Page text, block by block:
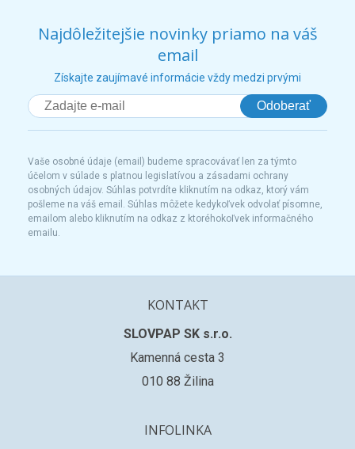
Najdôležitejšie novinky priamo na váš
email
Získajte zaujímavé informácie vždy medzi prvými
Odoberať
Vaše osobné údaje (email) budeme spracovávať len za týmto
účelom v súlade s platnou legislatívou a zásadami ochrany
osobných údajov. Súhlas potvrdíte kliknutím na odkaz, ktorý vám
pošleme na váš email. Súhlas môžete kedykoľvek odvolať písomne,
emailom alebo kliknutím na odkaz z ktoréhokoľvek informačného
emailu.
KONTAKT
SLOVPAP SK s.r.o.
Kamenná cesta 3
010 88 Žilina
INFOLINKA